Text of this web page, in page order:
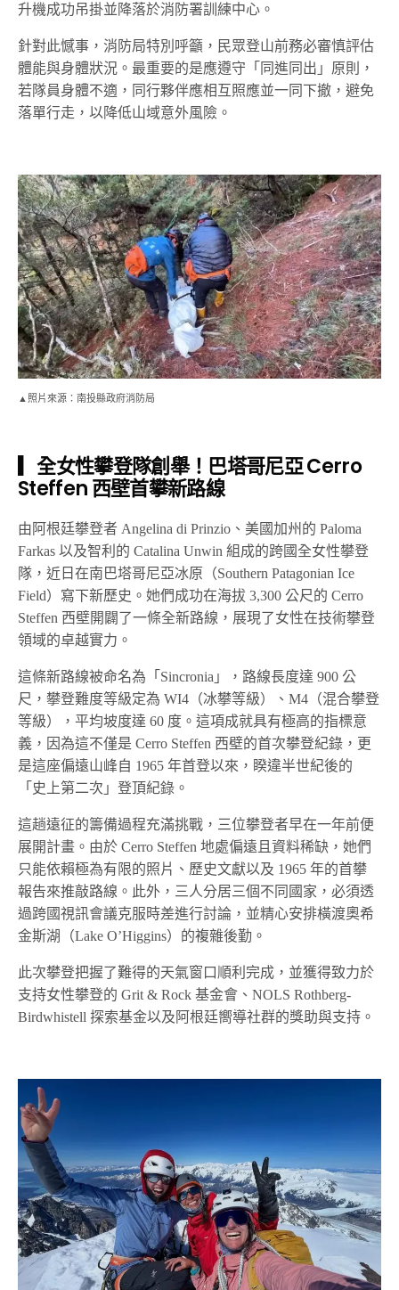
升機成功吊掛並降落於消防署訓練中心。
針對此憾事，消防局特別呼籲，民眾登山前務必審慎評估
體能與身體狀況。最重要的是應遵守「同進同出」原則，
若隊員身體不適，同行夥伴應相互照應並一同下撤，避免
落單行走，以降低山域意外風險。
▲照片來源：南投縣政府消防局
▎全女性攀登隊創舉！巴塔哥尼亞 Cerro
Steffen 西壁首攀新路線
由阿根廷攀登者 Angelina di Prinzio、美國加州的 Paloma
Farkas 以及智利的 Catalina Unwin 組成的跨國全女性攀登
隊，近日在南巴塔哥尼亞冰原（Southern Patagonian Ice
Field）寫下新歷史。她們成功在海拔 3,300 公尺的 Cerro
Steffen 西壁開闢了一條全新路線，展現了女性在技術攀登
領域的卓越實力。
這條新路線被命名為「Sincronia」，路線長度達 900 公
尺，攀登難度等級定為 WI4（冰攀等級）、M4（混合攀登
等級），平均坡度達 60 度。這項成就具有極高的指標意
義，因為這不僅是 Cerro Steffen 西壁的首次攀登紀錄，更
是這座偏遠山峰自 1965 年首登以來，睽違半世紀後的
「史上第二次」登頂紀錄。
這趟遠征的籌備過程充滿挑戰，三位攀登者早在一年前便
展開計畫。由於 Cerro Steffen 地處偏遠且資料稀缺，她們
只能依賴極為有限的照片、歷史文獻以及 1965 年的首攀
報告來推敲路線。此外，三人分居三個不同國家，必須透
過跨國視訊會議克服時差進行討論，並精心安排橫渡奧希
金斯湖（Lake O’Higgins）的複雜後勤。
此次攀登把握了難得的天氣窗口順利完成，並獲得致力於
支持女性攀登的 Grit & Rock 基金會、NOLS Rothberg-
Birdwhistell 探索基金以及阿根廷嚮導社群的獎助與支持。